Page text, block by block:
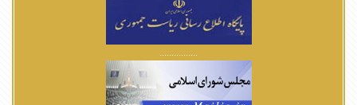
................